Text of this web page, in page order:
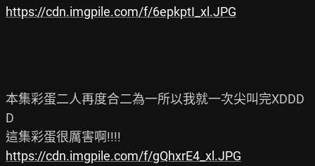
https://cdn.imgpile.com/f/6epkptI_xl.JPG
本集彩蛋二人再度合二為一所以我就一次尖叫完XDDD
D
https://cdn.imgpile.com/f/gQhxrE4_xl.JPG